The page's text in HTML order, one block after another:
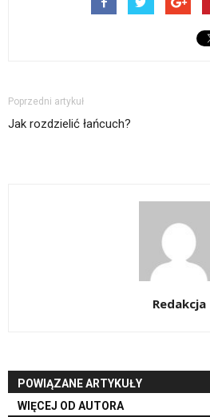
Poprzedni artykuł
Jak rozdzielić łańcuch?
Redakcja
POWIĄZANE ARTYKUŁY
WIĘCEJ OD AUTORA